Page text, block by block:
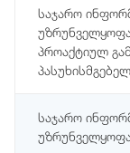
საჯარო
პროაქტიულ
საჯარო